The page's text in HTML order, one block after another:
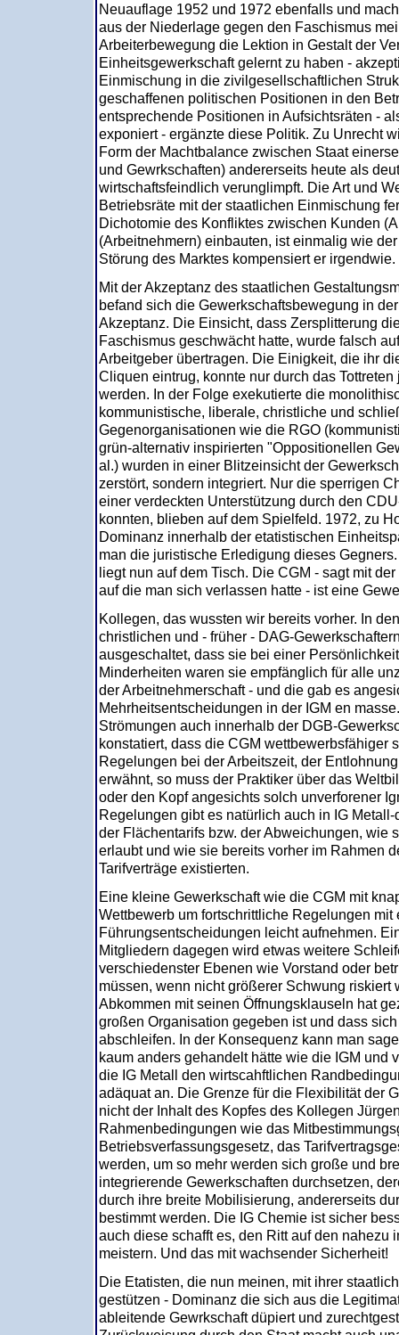
Neuauflage 1952 und 1972 ebenfalls und
aus der Niederlage gegen den Faschismus
Arbeiterbewegung die Lektion in Gestalt der
Einheitsgewerkschaft gelernt zu haben -
Einmischung in die zivilgesellschaftlichen
geschaffenen politischen Positionen in den
entsprechende Positionen in Aufsichtsräten -
exponiert - ergänzte diese Politik. Zu Unrecht
Form der Machtbalance zwischen Staat
und Gewrkschaften) andererseits heute als
wirtschaftsfeindlich verunglimpft. Die Art und
Betriebsräte mit der staatlichen Einmischung
Dichotomie des Konfliktes zwischen Kunden
(Arbeitnehmern) einbauten, ist einmalig wie
Störung des Marktes kompensiert er irgendwie.
Mit der Akzeptanz des staatlichen
befand sich die Gewerkschaftsbewegung in
Akzeptanz. Die Einsicht, dass Zersplitterung
Faschismus geschwächt hatte, wurde falsch
Arbeitgeber übertragen. Die Einigkeit, die ihr
Cliquen eintrug, konnte nur durch das
werden. In der Folge exekutierte die
kommunistische, liberale, christliche und
Gegenorganisationen wie die RGO
grün-alternativ inspirierten "Oppositionellen
al.) wurden in einer Blitzeinsicht der
zerstört, sondern integriert. Nur die sperrigen
einer verdeckten Unterstützung durch den
konnten, blieben auf dem Spielfeld. 1972, zu
Dominanz innerhalb der etatistischen
man die juristische Erledigung dieses
liegt nun auf dem Tisch. Die CGM - sagt mit
auf die man sich verlassen hatte - ist eine
Kollegen, das wussten wir bereits vorher. In
christlichen und - früher - DAG-
ausgeschaltet, dass sie bei einer
Minderheiten waren sie empfänglich für alle
der Arbeitnehmerschaft - und die gab es
Mehrheitsentscheidungen in der IGM en
Strömungen auch innerhalb der DGB-
konstatiert, dass die CGM wettbewerbsfähiger
Regelungen bei der Arbeitszeit, der
erwähnt, so muss der Praktiker über das
oder den Kopf angesichts solch unverforener
Regelungen gibt es natürlich auch in IG
der Flächentarifs bzw. der Abweichungen, wie
erlaubt und wie sie bereits vorher im Rahmen
Tarifverträge existierten.
Eine kleine Gewerkschaft wie die CGM mit
Wettbewerb um fortschrittliche Regelungen mit
Führungsentscheidungen leicht aufnehmen.
Mitgliedern dagegen wird etwas weitere
verschiedenster Ebenen wie Vorstand oder
müssen, wenn nicht größerer Schwung riskiert
Abkommen mit seinen Öffnungsklauseln hat
großen Organisation gegeben ist und dass
abschleifen. In der Konsequenz kann man
kaum anders gehandelt hätte wie die IGM und
die IG Metall den wirtscahftlichen
adäquat an. Die Grenze für die Flexibilität der
nicht der Inhalt des Kopfes des Kollegen
Rahmenbedingungen wie das
Betriebsverfassungsgesetz, das
werden, um so mehr werden sich große und
integrierende Gewerkschaften durchsetzen,
durch ihre breite Mobilisierung, andererseits
bestimmt werden. Die IG Chemie ist sicher
auch diese schafft es, den Ritt auf den nahezu
meistern. Und das mit wachsender Sicherheit!
Die Etatisten, die nun meinen, mit ihrer
gestützen - Dominanz die sich aus die
ableitende Gewrkschaft düpiert und